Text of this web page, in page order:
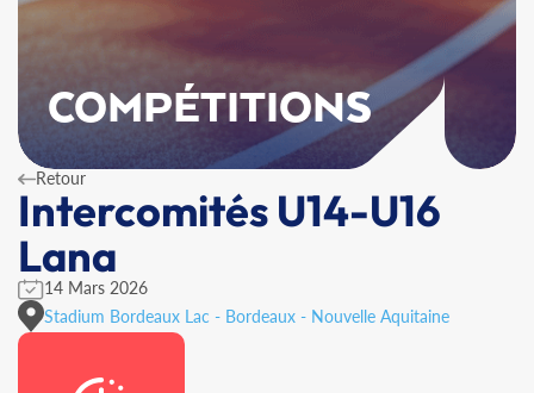
COMPÉTITIONS
Retour
Intercomités U14-U16
Lana
14 Mars 2026
Stadium Bordeaux Lac - Bordeaux - Nouvelle Aquitaine